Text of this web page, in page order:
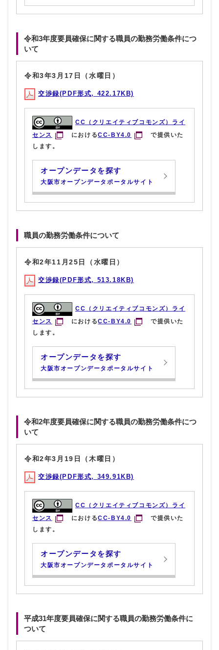
令和3年度要員確保に関する職員の勤務労働条件につ
いて
令和3年3月17日（水曜日）
交渉録(PDF形式, 422.17KB)
CC（クリエイティブコモンズ）ライ
センス
におけるCC-BY4.0
で提供いた
します。
オープンデータを探す
大阪市オープンデータポータルサイト
職員の勤務労働条件について
令和2年11月25日（水曜日）
交渉録(PDF形式, 513.18KB)
CC（クリエイティブコモンズ）ライ
センス
におけるCC-BY4.0
で提供いた
します。
オープンデータを探す
大阪市オープンデータポータルサイト
令和2年度要員確保に関する職員の勤務労働条件につ
いて
令和2年3月19日（木曜日）
交渉録(PDF形式, 349.91KB)
CC（クリエイティブコモンズ）ライ
センス
におけるCC-BY4.0
で提供いた
します。
オープンデータを探す
大阪市オープンデータポータルサイト
平成31年度要員確保に関する職員の勤務労働条件に
ついて